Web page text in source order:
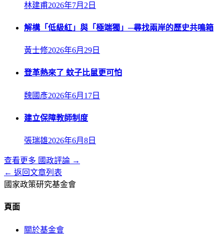
林建甫2026年7月2日
解構「低級紅」與「極端獨」─尋找兩岸的歷史共鳴箱
黃士修2026年6月29日
登革熱來了 蚊子比鼠更可怕
魏國彥2026年6月17日
建立保障教師制度
張瑞雄2026年6月8日
查看更多 國政評論 →
← 返回文章列表
國家政策研究基金會
頁面
關於基金會